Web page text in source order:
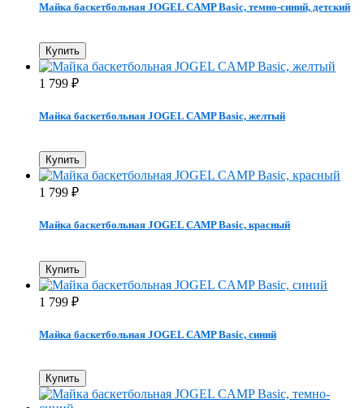
Майка баскетбольная JOGEL CAMP Basic, темно-синий, детский
Купить
1 799 ₽
Майка баскетбольная JOGEL CAMP Basic, желтый
Купить
1 799 ₽
Майка баскетбольная JOGEL CAMP Basic, красный
Купить
1 799 ₽
Майка баскетбольная JOGEL CAMP Basic, синий
Купить